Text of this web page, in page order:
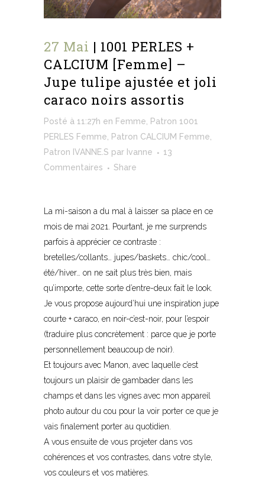
27 Mai | 1001 PERLES +
CALCIUM [Femme] –
Jupe tulipe ajustée et joli
caraco noirs assortis
Posté à 11:27h en Femme
Patron 1001
PERLES Femme
Patron CALCIUM Femme
Patron IVANNE.S par Ivanne
13
Commentaires
Share
La mi-saison a du mal à laisser sa place en ce
mois de mai 2021. Pourtant, je me surprends
parfois à apprécier ce contraste :
bretelles/collants… jupes/baskets… chic/cool…
été/hiver… on ne sait plus très bien, mais
qu’importe, cette sorte d’entre-deux fait le look.
Je vous propose aujourd’hui une inspiration jupe
courte + caraco, en noir-c’est-noir, pour l’espoir
(traduire plus concrètement : parce que je porte
personnellement beaucoup de noir).
Et toujours avec Manon, avec laquelle c’est
toujours un plaisir de gambader dans les
champs et dans les vignes avec mon appareil
photo autour du cou pour la voir porter ce que je
vais finalement porter au quotidien.
A vous ensuite de vous projeter dans vos
cohérences et vos contrastes, dans votre style,
vos couleurs et vos matières.